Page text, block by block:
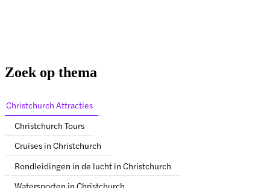
Zoek op thema
Christchurch Attracties
Christchurch Tours
Cruises in Christchurch
Rondleidingen in de lucht in Christchurch